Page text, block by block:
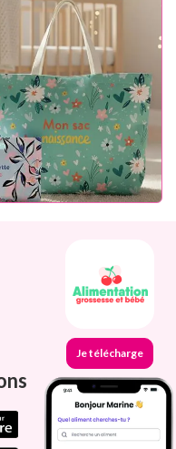
Je télécharge